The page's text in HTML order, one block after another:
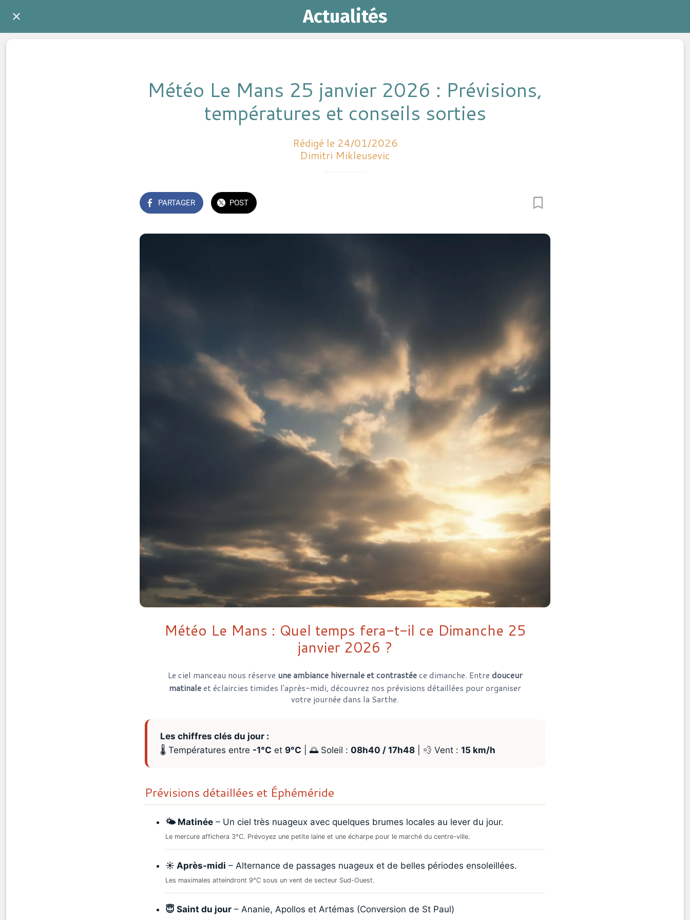
Actualités
Météo Le Mans 25 janvier 2026 : Prévisions,
températures et conseils sorties
Rédigé le 24/01/2026
Dimitri Mikleusevic
PARTAGER POST
Météo Le Mans : Quel temps fera-t-il ce Dimanche 25
janvier 2026 ?
Le ciel manceau nous réserve une ambiance hivernale et contrastéece dimanche. Entre douceur
matinaleet éclaircies timides l'après-midi, découvrez nos prévisions détaillées pour organiser
votre journée dans la Sarthe.
Les chiffres clés du jour :
🌡️ Températures entre -1°C et 9°C | 🌅 Soleil : 08h40 / 17h48 | 💨 Vent : 15 km/h
Prévisions détaillées et Éphéméride
🌤️ Matinée – Un ciel très nuageux avec quelques brumes locales au lever du jour.
Le mercure affichera 3°C. Prévoyez une petite laine et une écharpe pour le marché du centre-ville.
☀️ Après-midi – Alternance de passages nuageux et de belles périodes ensoleillées.
Les maximales atteindront 9°C sous un vent de secteur Sud-Ouest.
😇 Saint du jour – Ananie, Apollos et Artémas (Conversion de St Paul)